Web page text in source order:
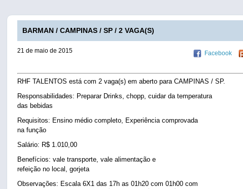
BARMAN / CAMPINAS / SP / 2 VAGA(S)
21 de maio de 2015 Facebook
RHF TALENTOS está com 2 vaga(s) em aberto para CAMPINAS / SP.
Responsabilidades: Preparar Drinks, chopp, cuidar da temperatura
das bebidas
Requisitos: Ensino médio completo, Experiência comprovada
na função
Salário: R$ 1.010,00
Benefícios: vale transporte, vale alimentação e
refeição no local, gorjeta
Observações: Escala 6X1 das 17h as 01h20 com 01h00 com